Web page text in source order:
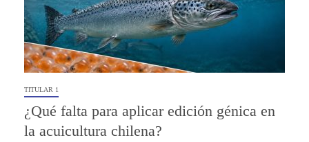
TITULAR 1
¿Qué falta para aplicar edición génica en
la acuicultura chilena?